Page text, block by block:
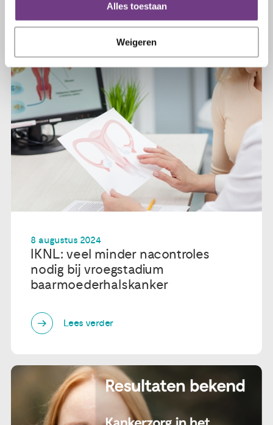
Alles toestaan
Weigeren
8 augustus 2024
IKNL: veel minder nacontroles
nodig bij vroegstadium
baarmoederhalskanker
Lees verder